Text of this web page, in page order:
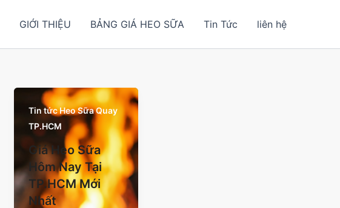
GIỚI THIỆU BẢNG GIÁ HEO SỮA Tin Tức liên hệ
Tin tức Heo Sữa Quay
TP.HCM
Giá Heo Sữa
Hôm Nay Tại
TP.HCM Mới
Nhất